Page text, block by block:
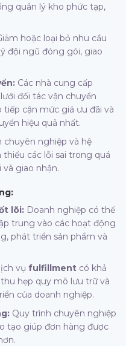
quản lý kho phức tạp,
hoặc loại bỏ nhu cầu
đội ngũ đóng gói, giao
Các nhà cung cấp
đối tác vận chuyển
cận mức giá ưu đãi và
hiệu quả nhất.
chuyên nghiệp và hệ
các lỗi sai trong quá
giao nhận.
lõi: Doanh nghiệp có thể
trung vào các hoạt động
phát triển sản phẩm và
vụfulfillment có khả
hẹp quy mô lưu trữ và
của doanh nghiệp.
Quy trình chuyên nghiệp
tạo giúp đơn hàng được